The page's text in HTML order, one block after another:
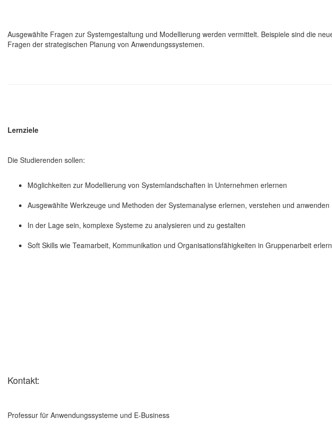
Ausgewählte Fragen zur Systemgestaltung und Modellierung werden vermittelt. Beispiele sind die
Fragen der strategischen Planung von Anwendungssystemen.
Lernziele
Die Studierenden sollen:
Möglichkeiten zur Modellierung von Systemlandschaften in Unternehmen erlernen
Ausgewählte Werkzeuge und Methoden der Systemanalyse erlernen, verstehen und anwenden
In der Lage sein, komplexe Systeme zu analysieren und zu gestalten
Soft Skills wie Teamarbeit, Kommunikation und Organisationsfähigkeiten in Gruppenarbeit
Kontakt:
Professur für Anwendungssysteme und E-Business